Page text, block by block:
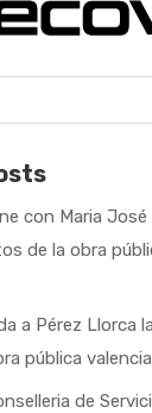
con Maria José
de la obra
a Pérez Llorca
pública
de